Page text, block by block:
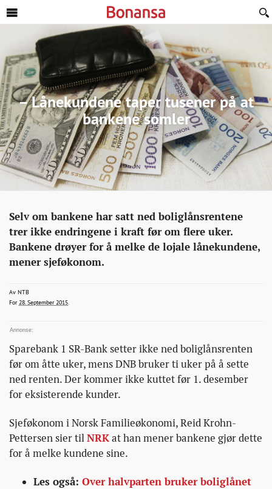
– Lånekundene taper tusener på at
bankene somler
Økonomi
http://bonansa.no/artikkel/lanekundene-
taper-
tusener-
pa-
bankene-
somler/
Selv om bankene har satt ned boliglånsrentene
trer ikke endringene i kraft før om flere uker.
Bankene drøyer for å melke de lojale lånekundene,
mener sjeføkonom.
Av NTBntb@bonansa.no
2015-09-28T12:04:40+00:00
2015-09-28T12:04:40+00:00
2015-09-28T12:06:13+00:00
For 28. September 2015
Sparebank 1 SR-Bank setter ikke nedboliglånsrenten
før om åtte uker, mens DNB bruker ti uker på å sette
ned renten. Der kommer ikke kuttet før 1. desember
for eksisterende kunder.
Sjeføkonom i Norsk Familieøkonomi, Reid Krohn-
Pettersen sier tilNRKat han mener bankene gjør dette
for å melke kundene sine.
Les også: Over halvparten bruker boliglånet